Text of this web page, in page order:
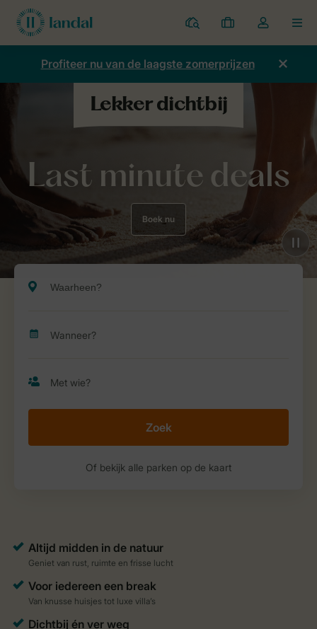
Parken
Mijn
boekingen
Open
de
dropdown
Profiteer nu van de laagste zomerprijzen
Last minute deals
Boek nu
Zoek
Of bekijk alle parken op de kaart